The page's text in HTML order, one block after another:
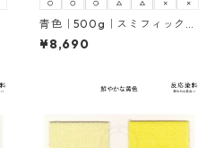
青色｜500g｜スミフィックス
スープラブルーBRF150％｜反
応染料
¥8,690